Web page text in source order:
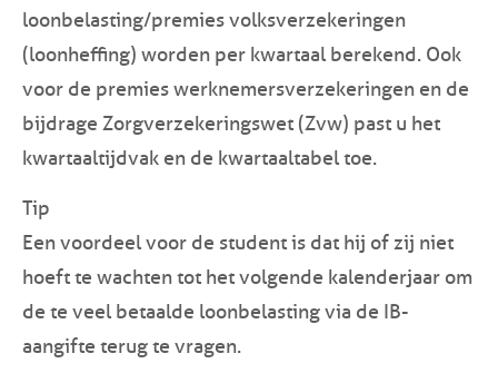
loonbelasting/premies volksverzekeringen
(loonheffing) worden per kwartaal berekend. Ook
voor de premies werknemersverzekeringen en de
bijdrage Zorgverzekeringswet (Zvw) past u het
kwartaaltijdvak en de kwartaaltabel toe.
Tip
Een voordeel voor de student is dat hij of zij niet
hoeft te wachten tot het volgende kalenderjaar om
de te veel betaalde loonbelasting via de IB-
aangifte terug te vragen.